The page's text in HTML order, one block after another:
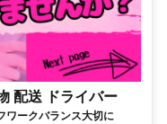
配送 ドライバー
ワークバランス大切に